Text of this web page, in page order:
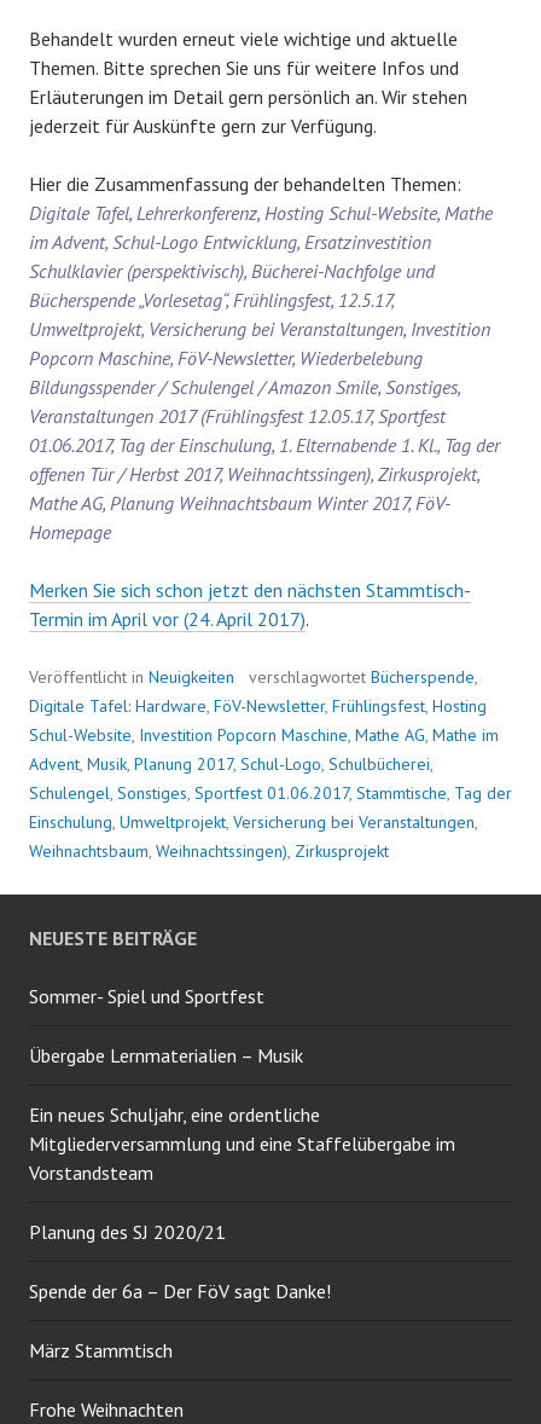
Behandelt wurden erneut viele wichtige und aktuelle
Themen. Bitte sprechen Sie uns für weitere Infos und
Erläuterungen im Detail gern persönlich an. Wir stehen
jederzeit für Auskünfte gern zur Verfügung.
Hier die Zusammenfassung der behandelten Themen:
Digitale Tafel, Lehrerkonferenz, Hosting Schul-Website, Mathe
im Advent, Schul-Logo Entwicklung, Ersatzinvestition
Schulklavier (perspektivisch), Bücherei-Nachfolge und
Bücherspende „Vorlesetag“, Frühlingsfest, 12.5.17,
Umweltprojekt, Versicherung bei Veranstaltungen, Investition
Popcorn Maschine, FöV-Newsletter, Wiederbelebung
Bildungsspender / Schulengel / Amazon Smile, Sonstiges,
Veranstaltungen 2017 (Frühlingsfest 12.05.17, Sportfest
01.06.2017, Tag der Einschulung, 1. Elternabende 1. Kl., Tag der
offenen Tür / Herbst 2017, Weihnachtssingen), Zirkusprojekt,
Mathe AG, Planung Weihnachtsbaum Winter 2017, FöV-
Homepage
Merken Sie sich schon jetzt den nächsten Stammtisch-
Termin im April vor (24. April 2017).
Veröffentlicht in Neuigkeiten verschlagwortet Bücherspende,
Digitale Tafel: Hardware, FöV-Newsletter, Frühlingsfest, Hosting
Schul-Website, Investition Popcorn Maschine, Mathe AG, Mathe im
Advent, Musik, Planung 2017, Schul-Logo, Schulbücherei,
Schulengel, Sonstiges, Sportfest 01.06.2017, Stammtische, Tag der
Einschulung, Umweltprojekt, Versicherung bei Veranstaltungen,
Weihnachtsbaum, Weihnachtssingen), Zirkusprojekt
NEUESTE BEITRÄGE
Sommer- Spiel und Sportfest
Übergabe Lernmaterialien – Musik
Ein neues Schuljahr, eine ordentliche
Mitgliederversammlung und eine Staffelübergabe im
Vorstandsteam
Planung des SJ 2020/21
Spende der 6a – Der FöV sagt Danke!
März Stammtisch
Frohe Weihnachten